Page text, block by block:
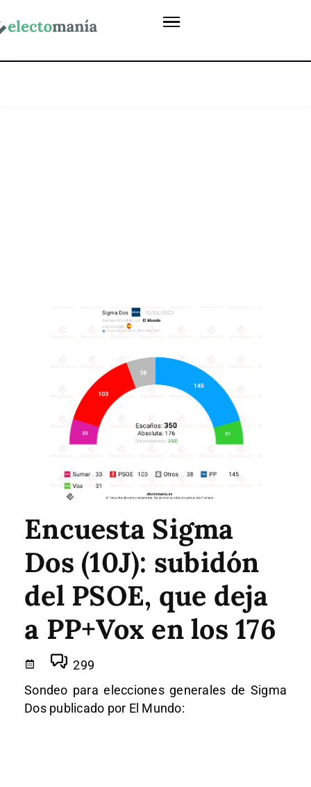
Encuesta Sigma
Dos (10J): subidón
del PSOE, que deja
a PP+Vox en los 176
299
Sondeo para elecciones generales de Sigma
Dos publicado por El Mundo: